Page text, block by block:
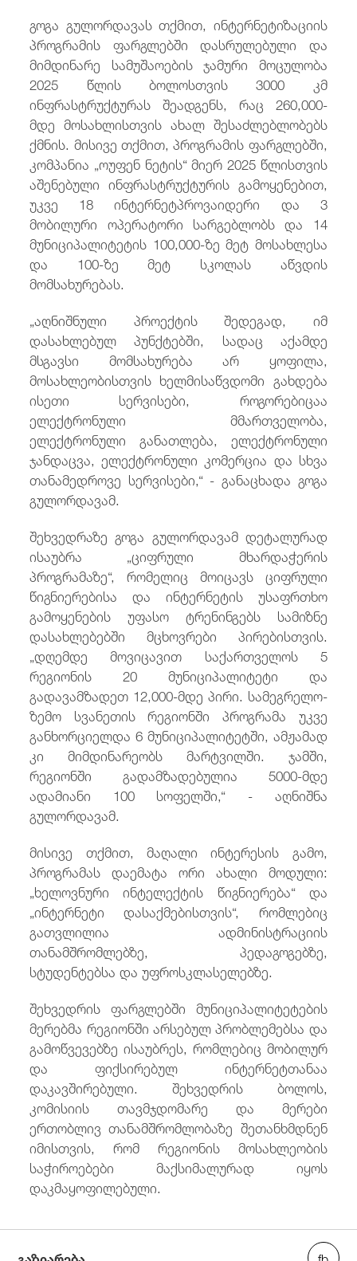
გოგა გულორდავას თქმით, ინტერნეტიზაციის
პროგრამის ფარგლებში დასრულებული და
მიმდინარე სამუშაოების ჯამური მოცულობა
2025 წლის ბოლოსთვის 3000 კმ
ინფრასტრუქტურას შეადგენს, რაც 260,000-
მდე მოსახლისთვის ახალ შესაძლებლობებს
ქმნის. მისივე თქმით, პროგრამის ფარგლებში,
კომპანია „ოუფენ ნეტის“ მიერ 2025 წლისთვის
აშენებული ინფრასტრუქტურის გამოყენებით,
უკვე 18 ინტერნეტპროვაიდერი და 3
მობილური ოპერატორი სარგებლობს და 14
მუნიციპალიტეტის 100,000-ზე მეტ მოსახლესა
და 100-ზე მეტ სკოლას აწვდის
მომსახურებას.
„აღნიშნული პროექტის შედეგად, იმ
დასახლებულ პუნქტებში, სადაც აქამდე
მსგავსი მომსახურება არ ყოფილა,
მოსახლეობისთვის ხელმისაწვდომი გახდება
ისეთი სერვისები, როგორებიცაა
ელექტრონული მმართველობა,
ელექტრონული განათლება, ელექტრონული
ჯანდაცვა, ელექტრონული კომერცია და სხვა
თანამედროვე სერვისები,“ - განაცხადა გოგა
გულორდავამ.
შეხვედრაზე გოგა გულორდავამ დეტალურად
ისაუბრა „ციფრული მხარდაჭერის
პროგრამაზე“, რომელიც მოიცავს ციფრული
წიგნიერებისა და ინტერნეტის უსაფრთხო
გამოყენების უფასო ტრენინგებს სამიზნე
დასახლებებში მცხოვრები პირებისთვის.
„დღემდე მოვიცავით საქართველოს 5
რეგიონის 20 მუნიციპალიტეტი და
გადავამზადეთ 12,000-მდე პირი. სამეგრელო-
ზემო სვანეთის რეგიონში პროგრამა უკვე
განხორციელდა 6 მუნიციპალიტეტში, ამჟამად
კი მიმდინარეობს მარტვილში. ჯამში,
რეგიონში გადამზადებულია 5000-მდე
ადამიანი 100 სოფელში,“ - აღნიშნა
გულორდავამ.
მისივე თქმით, მაღალი ინტერესის გამო,
პროგრამას დაემატა ორი ახალი მოდული:
„ხელოვნური ინტელექტის წიგნიერება“ და
„ინტერნეტი დასაქმებისთვის“, რომლებიც
გათვლილია ადმინისტრაციის
თანამშრომლებზე, პედაგოგებზე,
სტუდენტებსა და უფროსკლასელებზე.
შეხვედრის ფარგლებში მუნიციპალიტეტების
მერებმა რეგიონში არსებულ პრობლემებსა და
გამოწვევებზე ისაუბრეს, რომლებიც მობილურ
და ფიქსირებულ ინტერნეტთანაა
დაკავშირებული. შეხვედრის ბოლოს,
კომისიის თავმჯდომარე და მერები
ერთობლივ თანამშრომლობაზე შეთანხმდნენ
იმისთვის, რომ რეგიონის მოსახლეობის
საჭიროებები მაქსიმალურად იყოს
დაკმაყოფილებული.